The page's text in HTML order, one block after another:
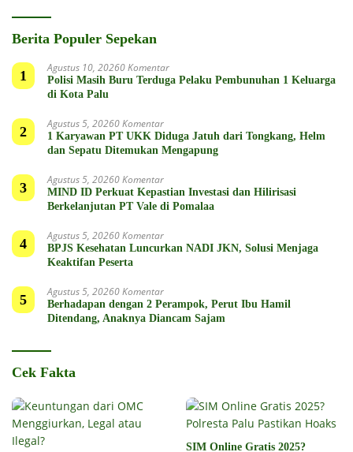
Berita Populer Sepekan
1
Agustus 10, 20260 Komentar
Polisi Masih Buru Terduga Pelaku Pembunuhan 1 Keluarga
di Kota Palu
2
Agustus 5, 20260 Komentar
1 Karyawan PT UKK Diduga Jatuh dari Tongkang, Helm
dan Sepatu Ditemukan Mengapung
3
Agustus 5, 20260 Komentar
MIND ID Perkuat Kepastian Investasi dan Hilirisasi
Berkelanjutan PT Vale di Pomalaa
4
Agustus 5, 20260 Komentar
BPJS Kesehatan Luncurkan NADI JKN, Solusi Menjaga
Keaktifan Peserta
5
Agustus 5, 20260 Komentar
Berhadapan dengan 2 Perampok, Perut Ibu Hamil
Ditendang, Anaknya Diancam Sajam
Cek Fakta
SIM Online Gratis 2025?